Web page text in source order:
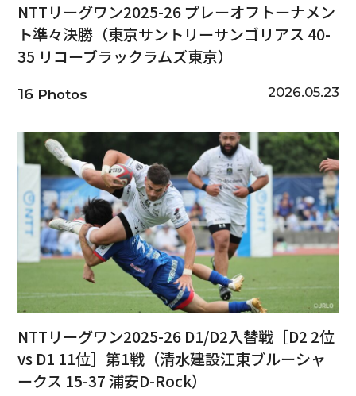
NTTリーグワン2025-26 プレーオフトーナメン
ト準々決勝（東京サントリーサンゴリアス 40-
35 リコーブラックラムズ東京）
16Photos 2026.05.23
NTTリーグワン2025-26 D1/D2入替戦［D2 2位
vs D1 11位］第1戦（清水建設江東ブルーシャ
ークス 15-37 浦安D-Rock）